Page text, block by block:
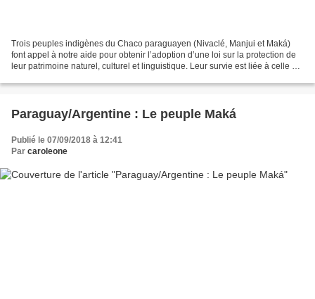
Trois peuples indigènes du Chaco paraguayen (Nivaclé, Manjui et Maká)
font appel à notre aide pour obtenir l’adoption d’une loi sur la protection de
leur patrimoine naturel, culturel et linguistique. Leur survie est liée à celle de
Paraguay/Argentine : Le peuple Maká
Publié le 07/09/2018 à 12:41
Par caroleone